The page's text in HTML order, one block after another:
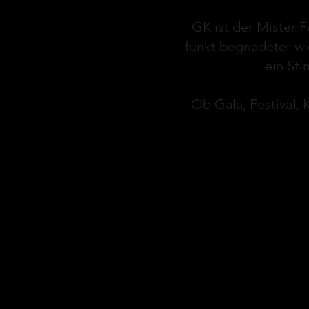
GK ist der Mister
funkt begnadeter
ein
Ob Gala, Festival,